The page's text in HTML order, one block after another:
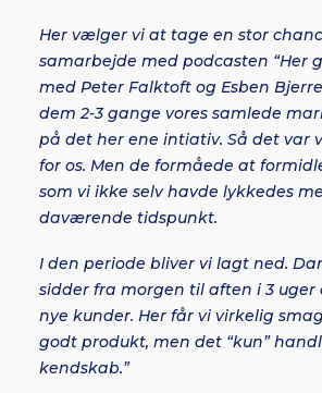
Her vælger vi at tage en stor
samarbejde med podcasten “Her
med Peter Falktoft og Esben
dem 2-3 gange vores samlede
på det her ene intiativ. Så det var
for os. Men de formåede at
som vi ikke selv havde lykkedes
daværende tidspunkt.
I den periode bliver vi lagt ned.
sidder fra morgen til aften i 3
nye kunder. Her får vi virkelig
godt produkt, men det “kun”
kendskab.”